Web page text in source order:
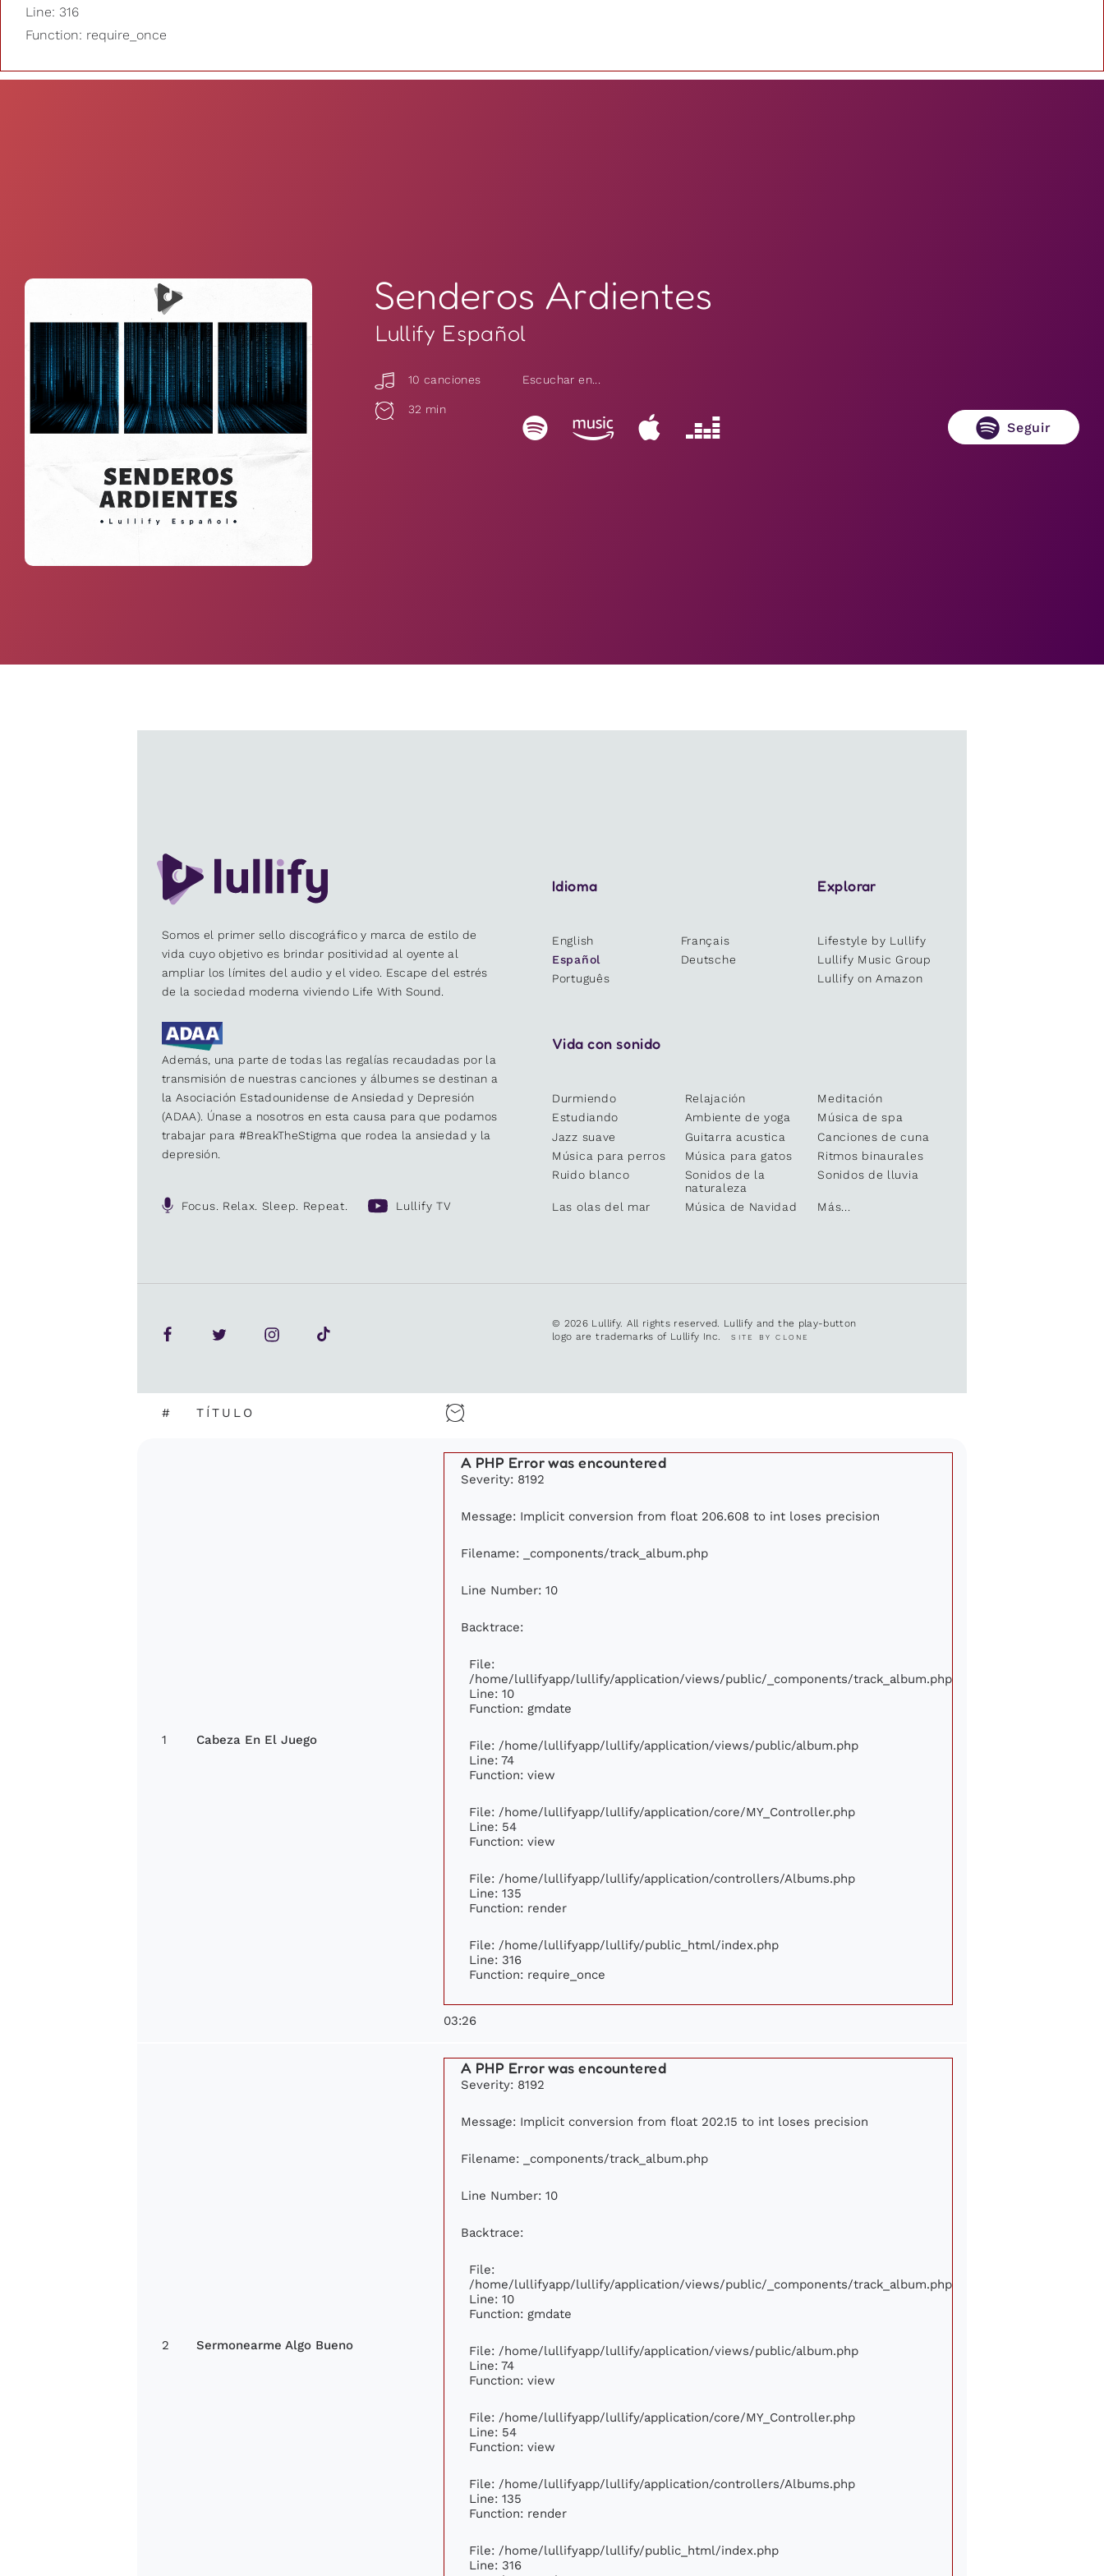
Line: 316
Function: require_once
Senderos Ardientes
Lullify Español
10 canciones
32 min
Escuchar en...
Seguir
Somos el primer sello discográfico y marca de estilo de
vida cuyo objetivo es brindar positividad al oyente al
ampliar los límites del audio y el video. Escape del estrés
de la sociedad moderna viviendo Life With Sound.
Además, una parte de todas las regalías recaudadas por la
transmisión de nuestras canciones y álbumes se destinan a
la Asociación Estadounidense de Ansiedad y Depresión
(ADAA). Únase a nosotros en esta causa para que podamos
trabajar para #BreakTheStigma que rodea la ansiedad y la
depresión.
Focus. Relax. Sleep. Repeat. Lullify TV
Idioma
English
Français
Español
Deutsche
Português
Explorar
Lifestyle by Lullify
Lullify Music Group
Lullify on Amazon
Vida con sonido
Durmiendo Relajación
Meditación
Estudiando
Ambiente de yoga
Música de spa
Jazz suave
Guitarra acustica
Canciones de cuna
Música para perros
Música para gatos
Ritmos binaurales
Ruido blanco
Sonidos de la
naturaleza
Sonidos de lluvia
Las olas del mar Música de Navidad Más...
© 2026 Lullify. All rights reserved. Lullify and the play-button
logo are trademarks of Lullify Inc.SITE BY CLONE
# TÍTULO
1 Cabeza En El Juego
A PHP Error was encountered
Severity: 8192
Message: Implicit conversion from float 206.608 to int loses precision
Filename: _components/track_album.php
Line Number: 10
Backtrace:
File:
/home/lullifyapp/lullify/application/views/public/_components/track_album.php
Line: 10
Function: gmdate
File: /home/lullifyapp/lullify/application/views/public/album.php
Line: 74
Function: view
File: /home/lullifyapp/lullify/application/core/MY_Controller.php
Line: 54
Function: view
File: /home/lullifyapp/lullify/application/controllers/Albums.php
Line: 135
Function: render
File: /home/lullifyapp/lullify/public_html/index.php
Line: 316
Function: require_once
03:26
2 Sermonearme Algo Bueno
A PHP Error was encountered
Severity: 8192
Message: Implicit conversion from float 202.15 to int loses precision
Filename: _components/track_album.php
Line Number: 10
Backtrace:
File:
/home/lullifyapp/lullify/application/views/public/_components/track_album.php
Line: 10
Function: gmdate
File: /home/lullifyapp/lullify/application/views/public/album.php
Line: 74
Function: view
File: /home/lullifyapp/lullify/application/core/MY_Controller.php
Line: 54
Function: view
File: /home/lullifyapp/lullify/application/controllers/Albums.php
Line: 135
Function: render
File: /home/lullifyapp/lullify/public_html/index.php
Line: 316